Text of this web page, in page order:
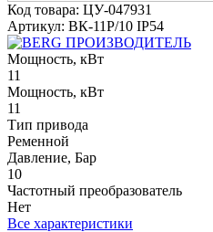
Код товара: ЦУ-047931
Артикул: ВК-11Р/10 IP54
ПРОИЗВОДИТЕЛЬ
Мощность, кВт
11
Мощность, кВт
11
Тип привода
Ременной
Давление, Бар
10
Частотный преобразователь
Нет
Все характеристики